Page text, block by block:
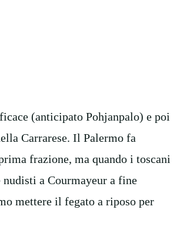
(anticipato Pohjanpalo) e poi
Carrarese. Il Palermo fa
frazione, ma quando i toscani
a Courmayeur a fine
mettere il fegato a riposo per